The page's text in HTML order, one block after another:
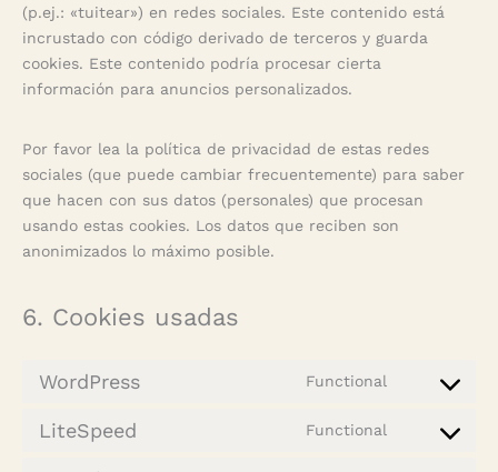
(p.ej.: «tuitear») en redes sociales. Este contenido está
incrustado con código derivado de terceros y guarda
cookies. Este contenido podría procesar cierta
información para anuncios personalizados.
Por favor lea la política de privacidad de estas redes
sociales (que puede cambiar frecuentemente) para saber
que hacen con sus datos (personales) que procesan
usando estas cookies. Los datos que reciben son
anonimizados lo máximo posible.
6. Cookies usadas
WordPress Functional
Consent
service
LiteSpeed Functional
Consent